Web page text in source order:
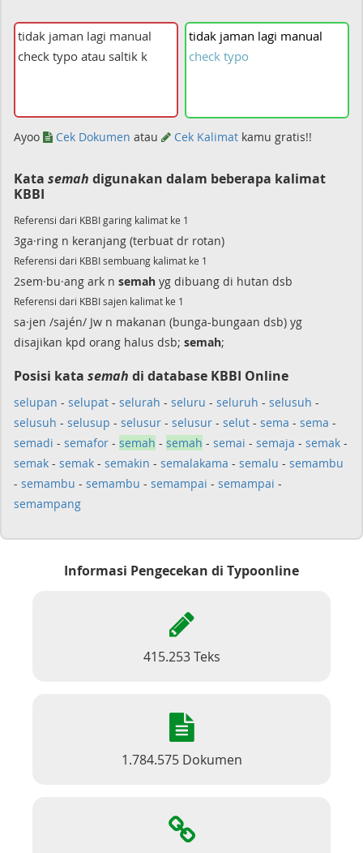
tidak jaman lagi manual
check typo
Ayoo Cek Dokumen atau Cek Kalimat kamu gratis!!
Kata semah digunakan dalam beberapa kalimat
KBBI
Referensi dari KBBI garing kalimat ke 1
3ga·ring n keranjang (terbuat dr rotan)
Referensi dari KBBI sembuang kalimat ke 1
2sem·bu·ang ark n semah yg dibuang di hutan dsb
Referensi dari KBBI sajen kalimat ke 1
sa·jen /sajén/ Jw n makanan (bunga-bungaan dsb) yg
disajikan kpd orang halus dsb; semah;
Posisi kata semah di database KBBI Online
selupan - selupat - selurah - seluru - seluruh - selusuh -
selusuh - selusup - selusur - selusur - selut - sema - sema -
semadi - semafor - semah - semah - semai - semaja - semak -
semak - semak - semakin - semalakama - semalu - semambu
- semambu - semambu - semampai - semampai -
semampang
Informasi Pengecekan di Typoonline
415.253 Teks
1.784.575 Dokumen